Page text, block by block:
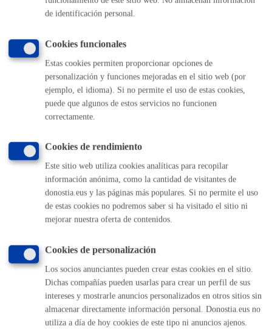
edificaciones residenciales. - Ley 2/2006, de 30 de junio, de Suelo y
Urbanismo - Ley de 16 de diciembre de 1954 sobre Expropiación
Reglamento de la Ley de Expropiación Forzosa
Destinatarios
Las establecidas legalmente y que sean de aplicación en el ámbito
de este tratamiento.
Las personas afectadas tienen derecho a obtener confirmación sobre
si el Ayuntamiento de San Sebastián está tratando sus datos
personales. Además, tendrán derecho a solicitar:
El acceso a sus datos personales.
La rectificación de los datos inexactos o incompletos.
recabados.
La limitación del tratamiento de sus datos, en cuyo caso, sólo
serán conservados por el Ayuntamiento para el ejercicio o la
defensa de reclamaciones.
La oposición al tratamiento de sus datos, en cuyo caso, el
Ayuntamiento dejará de tratar los datos, salvo por motivos
legítimos imperiosos, o el ejercicio o la defensa de posibles
reclamaciones.
de identificación personal.
Cookies funcionales
Estas cookies permiten proporcionar opciones de
personalización y funciones mejoradas en el sitio web (por
ejemplo, el idioma). Si no permite el uso de estas cookies,
puede que algunos de estos servicios no funcionen
correctamente.
Cookies de rendimiento
Este sitio web utiliza cookies analíticas para recopilar
información anónima, como la cantidad de visitantes de
donostia.eus y las páginas más populares. Si no permite el uso
de estas cookies no podremos saber si ha visitado el sitio ni
mejorar nuestra oferta de contenidos.
Cookies de personalización
Los socios anunciantes pueden crear estas cookies en el sitio.
Dichas compañías pueden usarlas para crear un perfil de sus
intereses y mostrarle anuncios personalizados en otros sitios sin
almacenar directamente información personal. Donostia.eus no
utiliza a día de hoy cookies de este tipo ni anuncios ajenos.